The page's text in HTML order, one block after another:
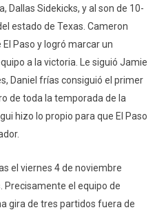
Dallas Sidekicks, y al son de 10-
estado de Texas. Cameron
Paso y logró marcar un
a la victoria. Le siguió Jamie
Daniel frías consiguió el primer
de toda la temporada de la
hizo lo propio para que El Paso
el viernes 4 de noviembre
Precisamente el equipo de
gira de tres partidos fuera de